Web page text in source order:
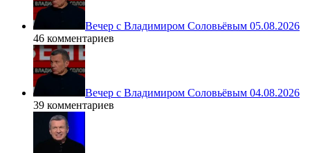
Вечер с Владимиром Соловьёвым 05.08.2026
46 комментариев
Вечер с Владимиром Соловьёвым 04.08.2026
39 комментариев